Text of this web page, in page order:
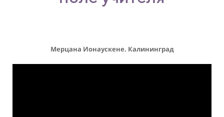
25
26
25
26
Мерцана Ионаускене. Калининград